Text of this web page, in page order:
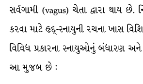
સર્વગામી (vagus) ચેતા દ્વારા થાય
કરવા માટે હૃદ્-સ્નાયુની રચના ખાસ
વિવિધ પ્રકારના સ્નાયુઓનું બંધારણ અને
આ મુજબ છે :